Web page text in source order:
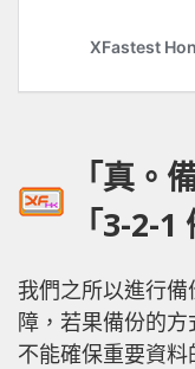
「真。
「3-2-
我們之所以進行
障，若果備份的方
不能確保重要資